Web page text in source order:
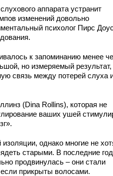
аппарата устранит
изменений довольно
психолог Пирс
к запоминанию менее
но измеряемый результат,
связь между потерей слуха
(Dina Rollins), которая не
ваших ушей
однако многие не
старыми. В последние
продвинулась – они стали
прикрыты волосами.